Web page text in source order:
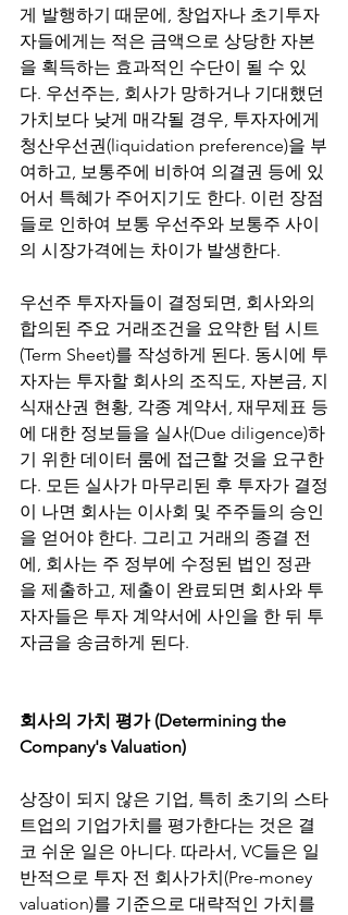
게 발행하기 때문에, 창업자나 초기투자
자들에게는 적은 금액으로 상당한 자본
을 획득하는 효과적인 수단이 될 수 있
다. 우선주는, 회사가 망하거나 기대했던
가치보다 낮게 매각될 경우, 투자자에게
청산우선권(liquidation preference)을 부
여하고, 보통주에 비하여 의결권 등에 있
어서 특혜가 주어지기도 한다. 이런 장점
들로 인하여 보통 우선주와 보통주 사이
의 시장가격에는 차이가 발생한다.
우선주 투자자들이 결정되면, 회사와의
합의된 주요 거래조건을 요약한 텀 시트
(Term Sheet)를 작성하게 된다. 동시에 투
자자는 투자할 회사의 조직도, 자본금, 지
식재산권 현황, 각종 계약서, 재무제표 등
에 대한 정보들을 실사(Due diligence)하
기 위한 데이터 룸에 접근할 것을 요구한
다. 모든 실사가 마무리된 후 투자가 결정
이 나면 회사는 이사회 및 주주들의 승인
을 얻어야 한다. 그리고 거래의 종결 전
에, 회사는 주 정부에 수정된 법인 정관
을 제출하고, 제출이 완료되면 회사와 투
자자들은 투자 계약서에 사인을 한 뒤 투
자금을 송금하게 된다.
회사의 가치 평가 (Determining the
Company's Valuation)
상장이 되지 않은 기업, 특히 초기의 스타
트업의 기업가치를 평가한다는 것은 결
코 쉬운 일은 아니다. 따라서, VC들은 일
반적으로 투자 전 회사가치(Pre-money
valuation)를 기준으로 대략적인 가치를